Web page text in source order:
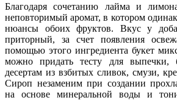
Благодаря сочетанию лайма и
неповторимый аромат, в котором
нюансы обоих фруктов. Вкус у
приторный, за счет появления
помощью этого ингредиента букет
можно придать тесту для выпечки,
десертам из взбитых сливок, смузи,
Сироп незаменим при создании
на основе минеральной воды и